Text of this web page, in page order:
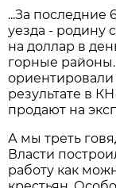
...За последние
уезда - родину
на доллар в
горные
результате в
продают на
А мы треть
Власти
работу как